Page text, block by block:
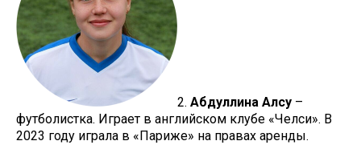
2. Абдуллина Алсу –
футболистка. Играет в английском клубе «Челси». В
2023 году играла в «Париже» на правах аренды.